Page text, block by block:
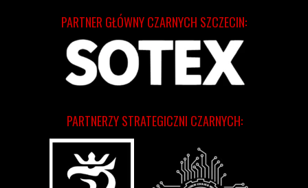
PARTNERZY STRATEGICZNI CZARNYCH:
PARTNER GŁÓWNY CZARNYCH SZCZECIN: